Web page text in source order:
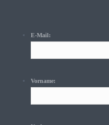
E-Mail:
Vorname: